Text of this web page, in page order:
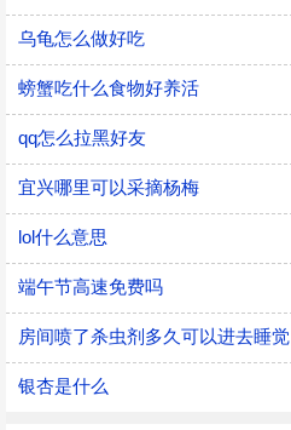
乌龟怎么做好吃
螃蟹吃什么食物好养活
qq怎么拉黑好友
宜兴哪里可以采摘杨梅
lol什么意思
端午节高速免费吗
房间喷了杀虫剂多久可以进去睡觉
银杏是什么